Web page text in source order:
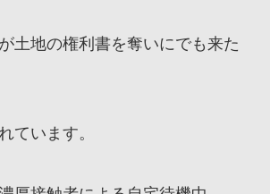
土地の権利書を奪いにでも来た
ています。